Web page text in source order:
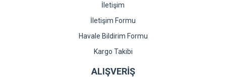
İletişim
İletişim Formu
Havale Bildirim Formu
Kargo Takibi
ALIŞVERİŞ